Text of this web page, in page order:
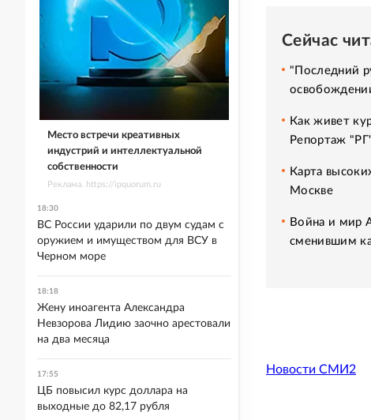
Сейчас
"Последний
Как живет
Репортаж
Карта
Москве
Война и мир
сменившим
Новости СМИ2
Место встречи креативных
индустрий и интеллектуальной
собственности
Реклама. https://ipquorum.ru
18:30
ВС России ударили по двум судам с
оружием и имуществом для ВСУ в
Черном море
18:18
Жену иноагента Александра
Невзорова Лидию заочно арестовали
на два месяца
17:55
ЦБ повысил курс доллара на
выходные до 82,17 рубля